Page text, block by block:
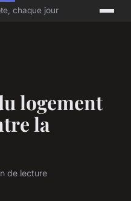
chaque jour
logement
la
de lecture